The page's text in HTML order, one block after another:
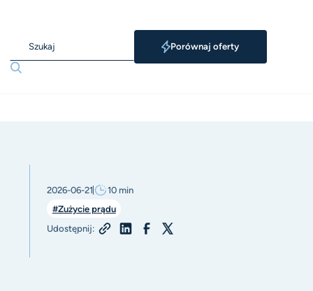
Porównaj oferty
2026-06-21 10 min
#Zużycie prądu
Udostępnij: